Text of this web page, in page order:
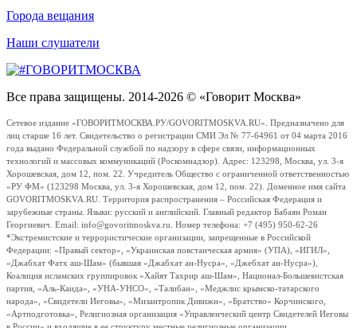
Города вещания
Наши слушатели
Все права защищены. 2014-2026 © «Говорит Москва»
Сетевое издание «ГОВОРИТМОСКВА.РУ/GOVORITMOSKVA.RU». Предназначено для
лиц старше 16 лет. Свидетельство о регистрации СМИ Эл № 77-64961 от 04 марта 2016
года выдано Федеральной службой по надзору в сфере связи, информационных
технологий и массовых коммуникаций (Роскомнадзор). Адрес: 123298, Москва, ул. 3-я
Хорошевская, дом 12, пом. 22. Учредитель Общество с ограниченной ответственностью
«РУ ФМ» (123298 Москва, ул. 3-я Хорошевская, дом 12, пом. 22). Доменное имя сайта
GOVORITMOSKVA.RU. Территория распространения – Российская Федерация и
зарубежные страны. Языки: русский и английский. Главный редактор Бабаян Роман
Георгиевич. Email: info@govoritmoskva.ru. Номер телефона: +7 (495) 950-62-26
*Экстремистские и террористические организации, запрещенные в Российской
Федерации: «Правый сектор», «Украинская повстанческая армия» (УПА), «ИГИЛ»,
«Джабхат Фатх аш-Шам» (бывшая «Джабхат ан-Нусра», «Джебхат ан-Нусра»),
Коалиция исламских группировок «Хайят Тахрир аш-Шам», Национал-Большевистская
партия, «Аль-Каида», «УНА-УНСО», «Талибан», «Меджлис крымско-татарского
народа», «Свидетели Иеговы», «Мизантропик Дивижн», «Братство» Корчинского,
«Артподготовка», Религиозная организация «Управленческий центр Свидетелей Иеговы